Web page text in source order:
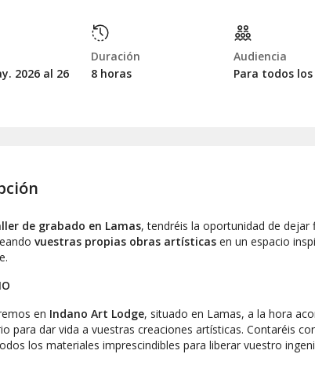
2026 al 26
Duración
8 horas
Audiencia
Para todos
de grabado en Lamas, tendréis la oportunidad de
vuestras propias obras artísticas en un espacio
en Indano Art Lodge, situado en Lamas, a la hora
para dar vida a vuestras creaciones artísticas. Contaréis
los materiales imprescindibles para liberar vuestro